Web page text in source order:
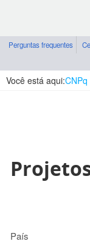
Perguntas frequentes
Você está aqui:CNPq
País